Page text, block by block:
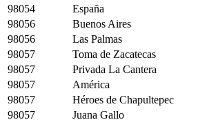
98054
España
98056
Buenos Aires
98056
Las Palmas
98057
Toma de Zacatecas
98057
Privada La Cantera
98057
América
98057
Héroes de Chapultepec
98057
Juana Gallo